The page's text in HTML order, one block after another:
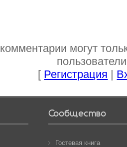
могут
[ Регистрация |
Сообщество
Гостевая книга